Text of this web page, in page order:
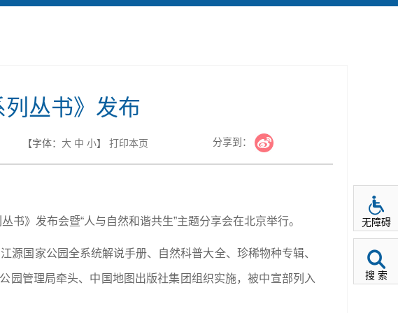
列丛书》发布
【字体： 大 中 小】 打印本页 分享到：
》发布会暨“人与自然和谐共生”主题分享会在北京举行。
源国家公园全系统解说手册、自然科普大全、珍稀物种专辑、
园管理局牵头、中国地图出版社集团组织实施，被中宣部列入
无障碍
搜 索